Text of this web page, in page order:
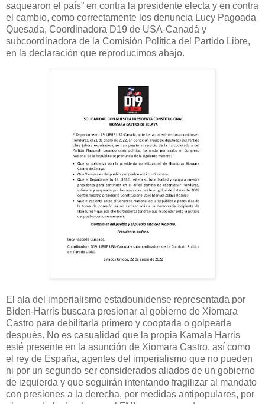
saquearon el país” en contra la presidente electa y en contra
el cambio, como correctamente los denuncia Lucy Pagoada
Quesada, Coordinadora D19 de USA-Canadá y
subcoordinadora de la Comisión Política del Partido Libre,
en la declaración que reproducimos abajo.
El ala del imperialismo estadounidense representada por
Biden-Harris buscara presionar al gobierno de Xiomara
Castro para debilitarla primero y cooptarla o golpearla
después. No es casualidad que la propia Kamala Harris
esté presente en la asunción de Xiomara Castro, así como
el rey de España, agentes del imperialismo que no pueden
ni por un segundo ser considerados aliados de un gobierno
de izquierda y que seguirán intentando fragilizar al mandato
con presiones a la derecha, por medidas antipopulares, por